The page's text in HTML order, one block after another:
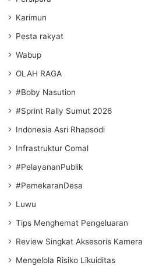
Karimun
Pesta rakyat
Wabup
OLAH RAGA
#Boby Nasution
#Sprint Rally Sumut 2026
Indonesia Asri Rhapsodi
Infrastruktur Comal
#PelayananPublik
#PemekaranDesa
Luwu
Tips Menghemat Pengeluaran
Review Singkat Aksesoris Kamera
Mengelola Risiko Likuiditas